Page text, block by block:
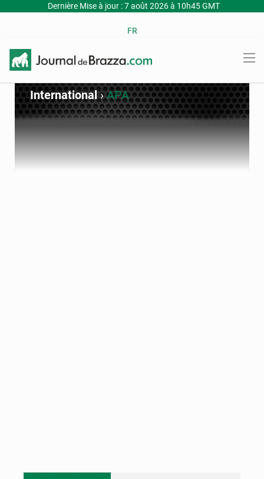
Dernière Mise à jour : 7 août 2026 à 10h45 GMT
FR
International›APA